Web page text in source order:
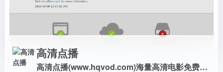
高清点播
高清点播(www.hqvod.com)海量高清电影免费在线观看,每天更新最新电影,最新电视剧